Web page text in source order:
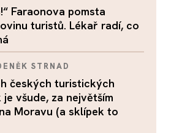
Faraonova pomsta
turistů. Lékař radí, co
STRNAD
českých turistických
všude, za největším
Moravu (a sklípek to